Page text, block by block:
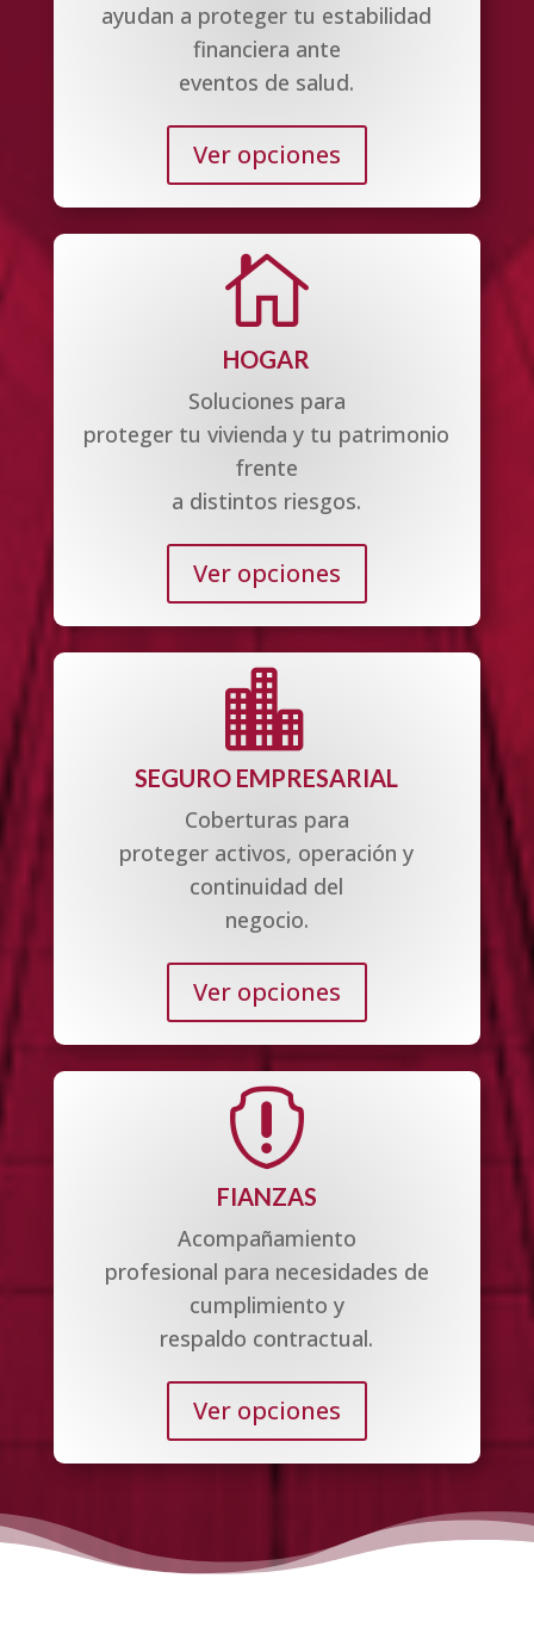
ayudan a proteger tu estabilidad
financiera ante
eventos de salud.
Ver opciones

HOGAR
Soluciones para
proteger tu vivienda y tu patrimonio
frente
a distintos riesgos.
Ver opciones

SEGURO EMPRESARIAL
Coberturas para
proteger activos, operación y
continuidad del
negocio.
Ver opciones

FIANZAS
Acompañamiento
profesional para necesidades de
cumplimiento y
respaldo contractual.
Ver opciones